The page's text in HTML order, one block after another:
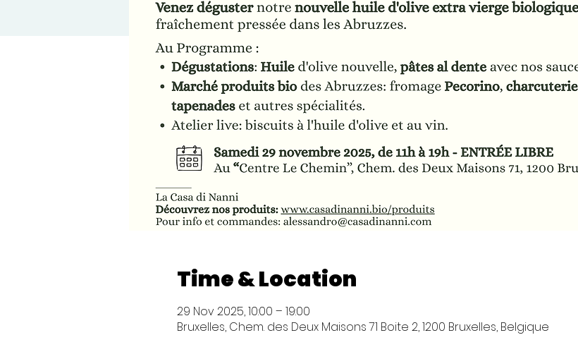
Time & Location
29 Nov 2025, 10:00 – 19:00
Bruxelles, Chem. des Deux Maisons 71 Boite 2, 1200 Bruxelles, Belgique